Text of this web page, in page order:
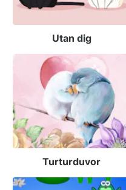
Utan dig
Turturduvor